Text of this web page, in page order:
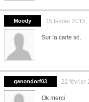
Moody 15 février 2015,
Sur la carte sd.
ganondorf03 22 février
Ok merci